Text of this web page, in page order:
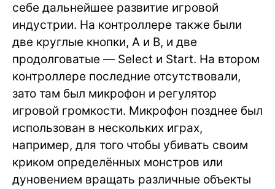
себе дальнейшее развитие игровой
индустрии. На контроллере также были
две круглые кнопки, A и B, и две
продолговатые — Select и Start. На втором
контроллере последние отсутствовали,
зато там был микрофон и регулятор
игровой громкости. Микрофон позднее был
использован в нескольких играх,
например, для того чтобы убивать своим
криком определённых монстров или
дуновением вращать различные объекты